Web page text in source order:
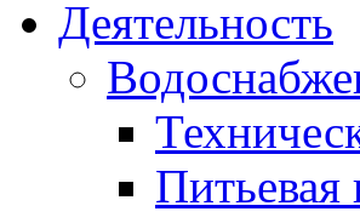
Деятельность
Питьевая